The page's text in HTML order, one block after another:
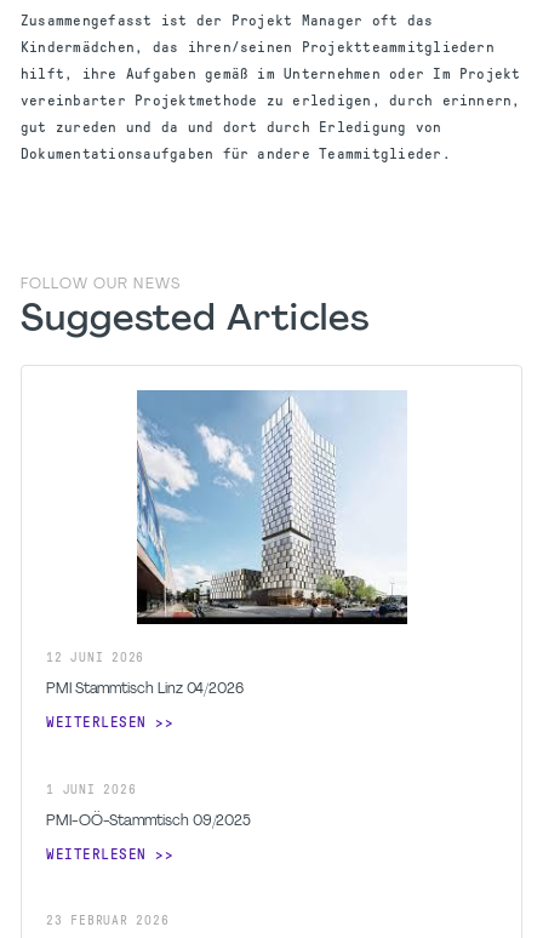
Zusammengefasst ist der Projekt Manager oft das
Kindermädchen, das ihren/seinen Projektteammitgliedern
hilft, ihre Aufgaben gemäß im Unternehmen oder Im Projekt
vereinbarter Projektmethode zu erledigen, durch erinnern,
gut zureden und da und dort durch Erledigung von
Dokumentationsaufgaben für andere Teammitglieder.
FOLLOW OUR NEWS
Suggested Articles
12 JUNI 2026
PMI Stammtisch Linz 04/2026
WEITERLESEN
1 JUNI 2026
PMI-OÖ-Stammtisch 09/2025
WEITERLESEN
23 FEBRUAR 2026